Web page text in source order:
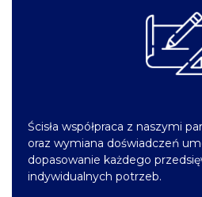
Ścisła współpraca z naszymi
oraz wymiana doświadczeń
dopasowanie każdego
indywidualnych potrzeb.